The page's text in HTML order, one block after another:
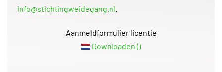
info@stichtingweidegang.nl
Aanmeldformulier licentie
Downloaden ()